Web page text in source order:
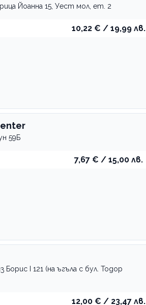
Йоанна 15, Уест мол, ет. 2
10,22 € / 19,99 лв.
59Б
7,67 € / 15,00 лв.
I 121 (на ъгъла с бул. Тодор
12,00 € / 23,47 лв.